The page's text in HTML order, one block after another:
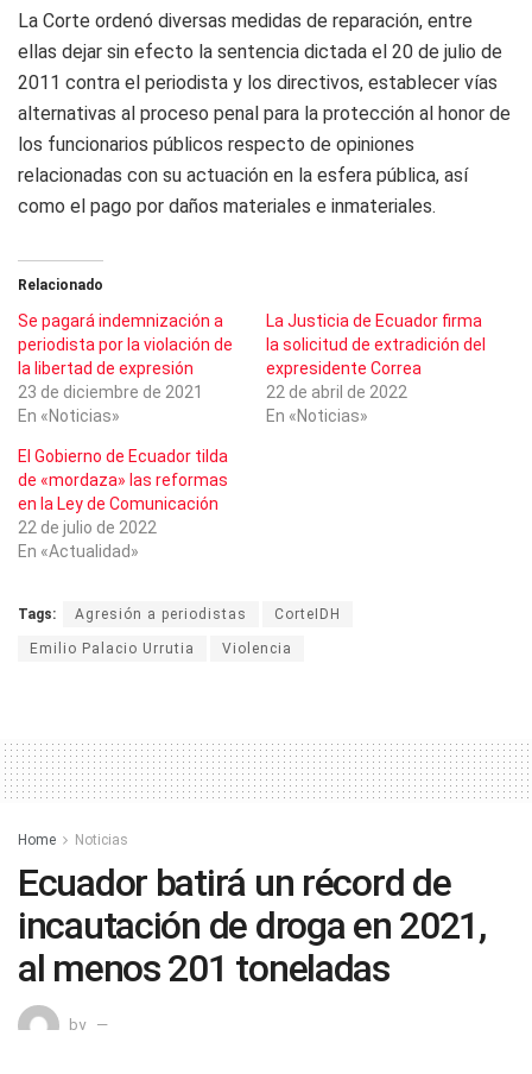
La Corte ordenó diversas medidas de reparación, entre
ellas dejar sin efecto la sentencia dictada el 20 de julio de
2011 contra el periodista y los directivos, establecer vías
alternativas al proceso penal para la protección al honor de
los funcionarios públicos respecto de opiniones
relacionadas con su actuación en la esfera pública, así
como el pago por daños materiales e inmateriales.
Relacionado
Se pagará indemnización a
periodista por la violación de
la libertad de expresión
23 de diciembre de 2021
En «Noticias»
La Justicia de Ecuador firma
la solicitud de extradición del
expresidente Correa
22 de abril de 2022
En «Noticias»
El Gobierno de Ecuador tilda
de «mordaza» las reformas
en la Ley de Comunicación
22 de julio de 2022
En «Actualidad»
Tags: Agresión a periodistas CorteIDH
Emilio Palacio Urrutia Violencia
Home Noticias
Ecuador batirá un récord de
incautación de droga en 2021,
al menos 201 toneladas
by